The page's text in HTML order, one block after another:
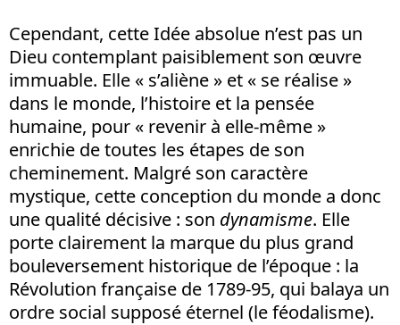
Cependant, cette Idée absolue n’est pas un
Dieu contemplant paisiblement son œuvre
immuable. Elle « s’aliène » et « se réalise »
dans le monde, l’histoire et la pensée
humaine, pour « revenir à elle-même »
enrichie de toutes les étapes de son
cheminement. Malgré son caractère
mystique, cette conception du monde a donc
une qualité décisive : son dynamisme. Elle
porte clairement la marque du plus grand
bouleversement historique de l’époque : la
Révolution française de 1789-95, qui balaya un
ordre social supposé éternel (le féodalisme).